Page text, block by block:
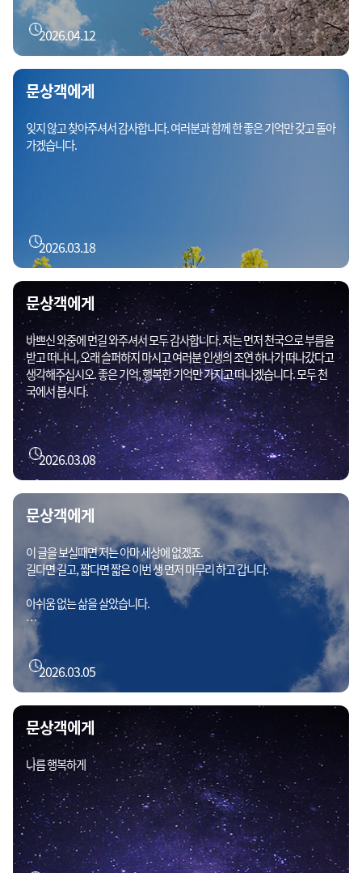
2026.04.12
문상객에게
잊지 않고 찾아주셔서 감사합니다. 여러분과 함께 한 좋은 기억만 갖고 돌아
가겠습니다.
2026.03.18
문상객에게
바쁘신 와중에 먼길 와주셔서 모두 감사합니다. 저는 먼저 천국으로 부름을
받고 떠나니, 오래 슬퍼하지 마시고 여러분 인생의 조연 하나가 떠나갔다고
생각해주십시오. 좋은 기억, 행복한 기억만 가지고 떠나겠습니다. 모두 천
국에서 봅시다.
2026.03.08
문상객에게
이 글을 보실때면 저는 아마 세상에 없겠죠.
길다면 길고, 짧다면 짧은 이번 생 먼저 마무리 하고 갑니다.
아쉬움 없는 삶을 살았습니다.
따뜻한 밥 한 끼 하시고,
마지막으로 저란 사람을 웃는 얼굴로 추억해주세요.
감사합니다.
2026.03.05
문상객에게
나름 행복하게